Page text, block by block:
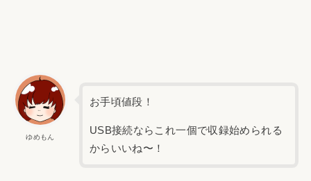
ゆめもん
お手頃値段！
USB接続ならこれ一個で収録始められる
からいいね〜！